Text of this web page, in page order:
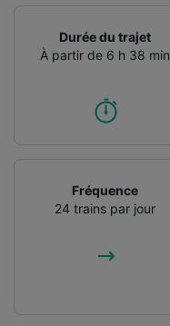
Durée du trajet
À partir de 6 h 38 min
Fréquence
24 trains par jour